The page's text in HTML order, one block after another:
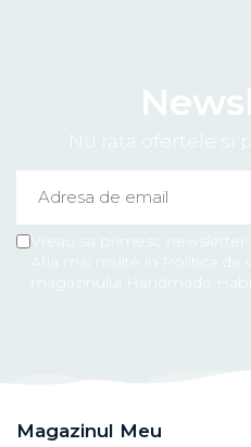
Nu rata ofertele si
Vreau sa primesc
Afla mai multe in Politica de
magazinului Handmade
Magazinul Meu